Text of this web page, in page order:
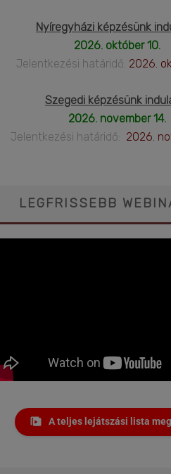
Nyíregyházi képzésünk
2026. október 10.
Jelentkezési határidő: 2026.
Szegedi képzésünk
2026. november 14.
Jelentkezési határidő: 2026.
LEGFRISSEBB
A teljes lejátszási lista